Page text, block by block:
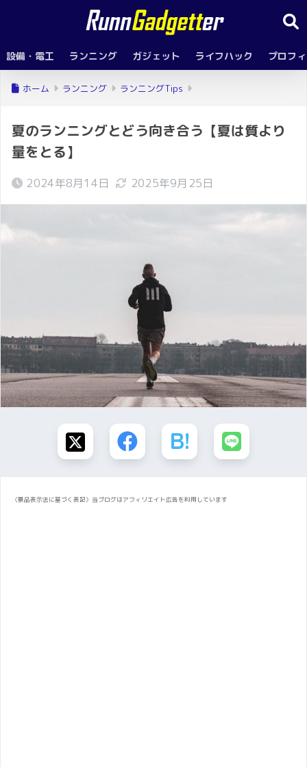
設備・電工 ランニング ガジェット ライフハック プロフ
ホーム ランニング ランニングTips
夏のランニングとどう向き合う【夏は質より
量をとる】
2024年8月14日 2025年9月25日
〈景品表示法に基づく表記〉当ブログはアフィリエイト広告を利用しています